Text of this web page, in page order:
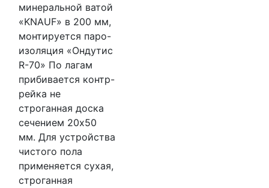
минеральной ватой
«KNAUF» в 200 мм,
монтируется паро-
изоляция «Ондутис
R-70» По лагам
прибивается контр-
рейка не
строганная доска
сечением 20х50
мм. Для устройства
чистого пола
применяется сухая,
строганная